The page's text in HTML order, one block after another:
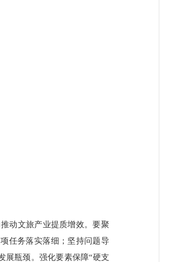
动文旅产业提质增效。要聚
任务落实落细；坚持问题导
展瓶颈。强化要素保障“硬支